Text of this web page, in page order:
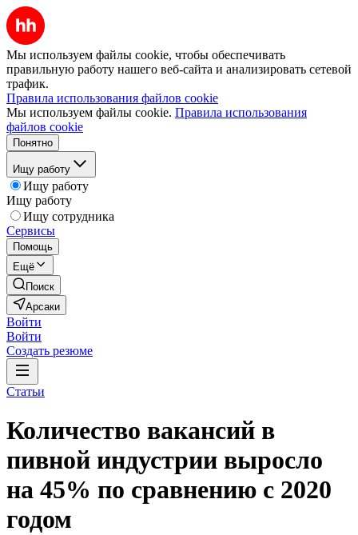
Мы используем файлы cookie, чтобы обеспечивать
правильную работу нашего веб-сайта и анализировать сетевой
трафик.
Правила использования файлов cookie
Мы используем файлы cookie. Правила использования
файлов cookie
Понятно
Ищу работу
Ищу работу
Ищу работу
Ищу сотрудника
Сервисы
Помощь
Ещё
Поиск
Арсаки
Войти
Войти
Создать резюме
Статьи
Количество вакансий в
пивной индустрии выросло
на 45% по сравнению с 2020
годом